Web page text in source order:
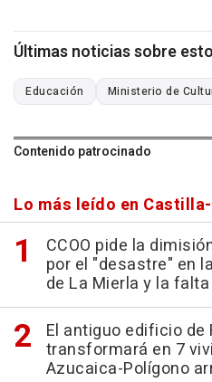
Últimas noticias sobre
Educación Ministerio de
Contenido patrocinado
Lo más leído en
CCOO pide la
por el "desastre" en
de La Mierla y la
El antiguo edificio de
transformará en 7
Azucaica-Polígono